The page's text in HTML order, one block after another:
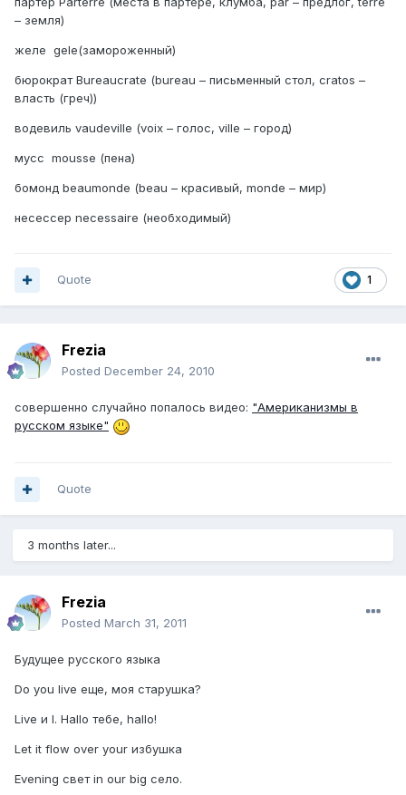
– земля)
желе gele(замороженный)
бюрократ Bureaucrate (bureau – письменный стол, cratos –
власть (греч))
водевиль vaudeville (voix – голос, ville – город)
мусс mousse (пена)
бомонд beaumonde (beau – красивый, monde – мир)
несессер necessaire (необходимый)
1
Quote
Frezia
Posted December 24, 2010
совершенно случайно попалось видео: "Американизмы в
русском языке"
Quote
3 months later...
Frezia
Posted March 31, 2011
Будущее русского языка
Do you live еще, моя старушка?
Live и I. Hallo тебе, hallo!
Let it flow over your избушка
Evening свет in our big село.